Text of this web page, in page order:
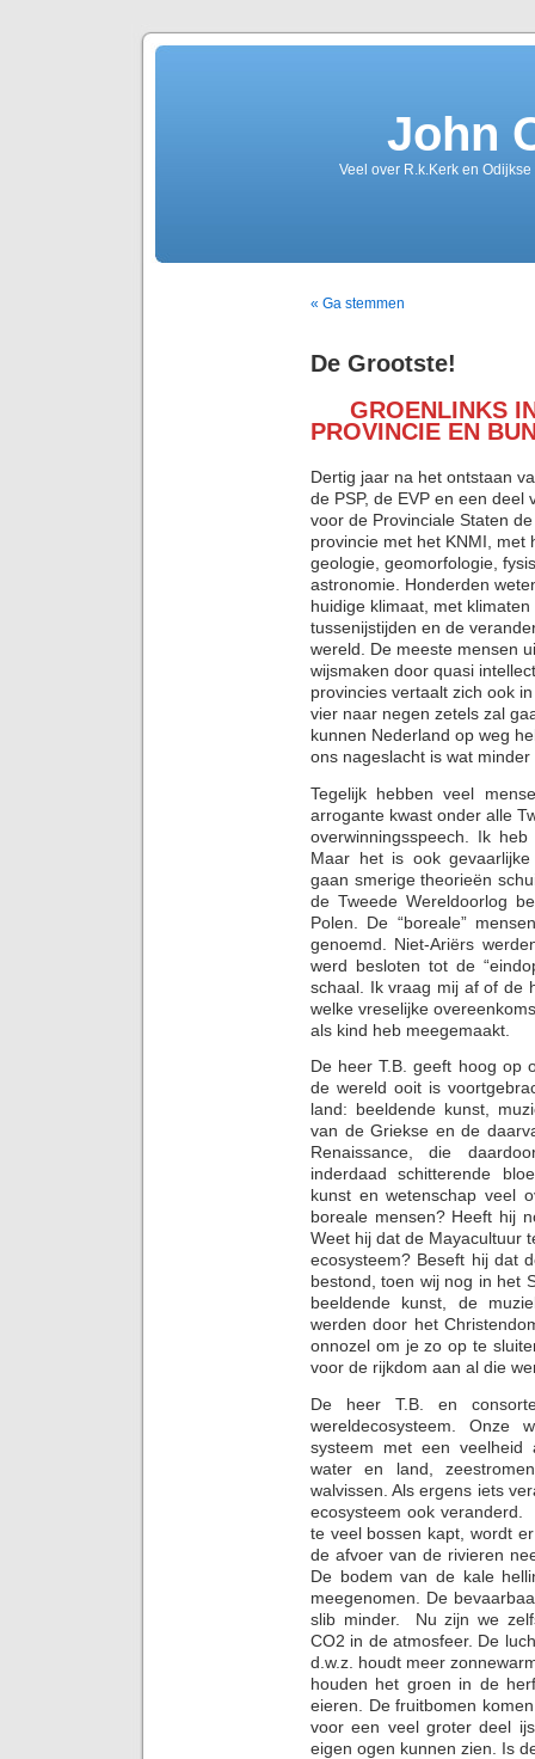
John
Veel over R.k.Kerk en
« Ga stemmen
De Grootste!
GROENLINKS
PROVINCIE EN
Dertig jaar na het ontstaan
de PSP, de EVP en een deel
voor de Provinciale Staten
provincie met het KNMI, met
geologie, geomorfologie,
astronomie. Honderden
huidige klimaat, met
tussenijstijden en de
wereld. De meeste mensen
wijsmaken door quasi
provincies vertaalt zich ook
vier naar negen zetels zal
kunnen Nederland op weg
ons nageslacht is wat
Tegelijk hebben veel
arrogante kwast onder alle
overwinningsspeech. Ik
Maar het is ook
gaan smerige theorieën
de Tweede Wereldoorlog
Polen. De “boreale”
genoemd. Niet-Ariërs
werd besloten tot de
schaal. Ik vraag mij af of de
welke vreselijke
als kind heb meegemaakt.
De heer T.B. geeft hoog op
de wereld ooit is
land: beeldende kunst,
van de Griekse en de
Renaissance, die
inderdaad schitterende
kunst en wetenschap veel
boreale mensen? Heeft hij
Weet hij dat de Mayacultuur
ecosysteem? Beseft hij dat
bestond, toen wij nog in het
beeldende kunst, de
werden door het
onnozel om je zo op te
voor de rijkdom aan al die
De heer T.B. en
wereldecosysteem. Onze
systeem met een veelheid
water en land,
walvissen. Als ergens iets
ecosysteem ook
te veel bossen kapt, wordt
de afvoer van de rivieren
De bodem van de kale
meegenomen. De
slib minder. Nu zijn we
CO2 in de atmosfeer. De
d.w.z. houdt meer
houden het groen in de
eieren. De fruitbomen
voor een veel groter deel
eigen ogen kunnen zien. Is